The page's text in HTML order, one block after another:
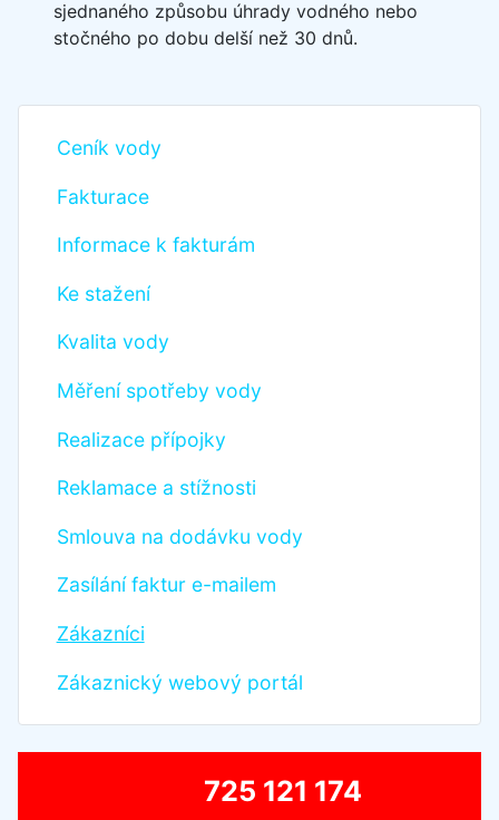
Ceník vody
Fakturace
Informace k fakturám
Ke stažení
Kvalita vody
Měření spotřeby vody
Realizace přípojky
Reklamace a stížnosti
Smlouva na dodávku vody
Zasílání faktur e-mailem
Zákazníci
Zákaznický webový portál
sjednaného způsobu úhrady vodného nebo
stočného po dobu delší než 30 dnů.
725 121 174